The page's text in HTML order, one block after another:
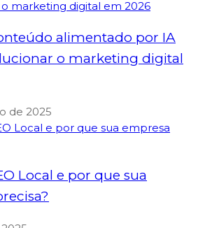
alimentado por IA
o marketing digital
de 2025
Local e por que sua